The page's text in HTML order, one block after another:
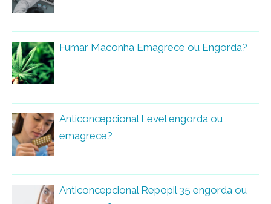
Fumar Maconha Emagrece ou Engorda?
Anticoncepcional Level engorda ou
emagrece?
Anticoncepcional Repopil 35 engorda ou